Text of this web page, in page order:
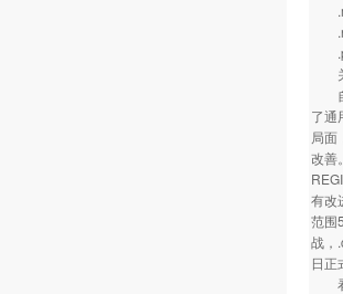
关
自
了通
局面
改善
有改
范围
战，
日正
看